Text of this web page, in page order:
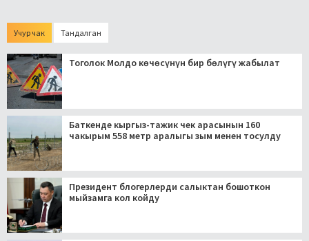
Учур чак Тандалган
Тоголок Молдо көчөсүнүн бир бөлүгү жабылат
Баткенде кыргыз-тажик чек арасынын 160
чакырым 558 метр аралыгы зым менен тосулду
Президент блогерлерди салыктан бошоткон
мыйзамга кол койду